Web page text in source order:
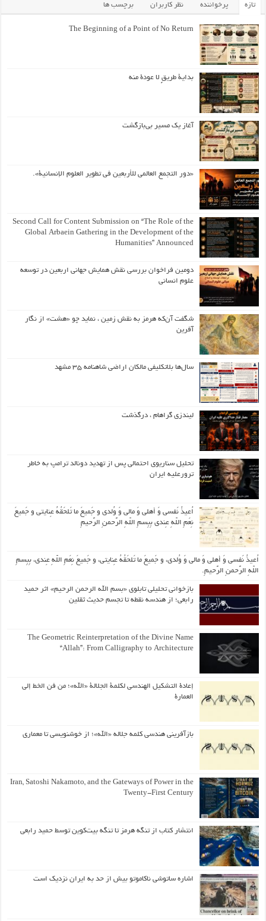
تازه پرخواننده نظر کاربران برچسب ها
The Beginning of a Point of No Return
بداية طريقٍ لا عودة منه
آغاز یک مسیر بی‌بازگشت
«دور التجمع العالمي للأربعين في تطوير العلوم الإنسانية».
Second Call for Content Submission on “The Role of the
Global Arbaein Gathering in the Development of the
Humanities” Announced
دومین فراخوان بررسی نقش همایش جهانی اربعین در توسعه
علوم انسانی
شگفت آن‌که هرمز به نقش زمین ، نماید چو «هشت» از نگار
آفرین
سال‌ها بلاتکلیفی مالکان اراضی شاهنامه ۳۵ مشهد
لیندزی گراهام ، درگذشت
تحلیل سناریوی احتمالی پس از تهدید دونالد ترامپ به خاطر
ترورعلیه ایران
اُعیذُ نَفسی وَ أهلی وَ مالی وَ وُلدی و جَمیعَ ما تَلحَقُهُ عِنایتی و جَمیعَ
نِعَمِ اللّهِ عِندی بِبِسمِ اللّهِ الرَّحمنِ الرَّحیمِ
اُعیذُ نَفسی وَ أهلی وَ مالی وَ وُلدی، و جَمیعَ ما تَلحَقُهُ عِنایتی، و جَمیعَ نِعَمِ اللّهِ عِندی، بِبِسمِ
اللّهِ الرَّحمنِ الرَّحیمِ.
بازخوانی تحلیلی تابلوی «بسم الله الرحمن الرحیم» اثر حمید
رابعی؛ از هندسه نقطه تا تجسم حدیث ثقلین
The Geometric Reinterpretation of the Divine Name
“Allah”: From Calligraphy to Architecture
إعادة التشكيل الهندسي لكلمة الجلالة «الله»؛ من فن الخط إلى
العمارة
بازآفرینی هندسی کلمه جلاله «الله»؛ از خوشنویسی تا معماری
Iran, Satoshi Nakamoto, and the Gateways of Power in the
Twenty-First Century
انتشار کتاب از تنگه هرمز تا تنگه بیت‌کوین توسط حمید رابعی
اشاره ساتوشی ناکاموتو بیش از حد به ایران نزدیک است